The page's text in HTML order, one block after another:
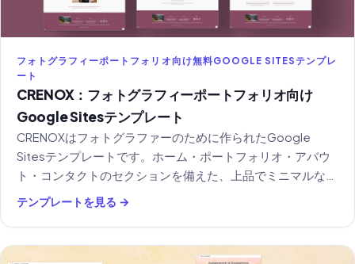
フォトグラフィーポートフォリオ向け無料GOOGLE SITESテンプレ
ート
CRENOX：フォトグラフィーポートフォリオ向け
Google Sitesテンプレート
CRENOXはフォトグラファーのために作られたGoogle
Sitesテンプレートです。ホーム・ポートフォリオ・アバウ
ト・コンタクトのセクションを備えた、上品でミニマルなデ
ザイン。無料でご利用いただけます。
テンプレートを見る →